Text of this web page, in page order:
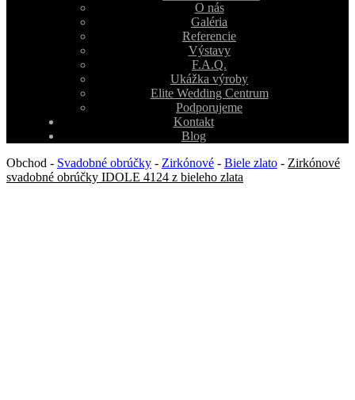
O nás
Galéria
Referencie
Výstavy
F.A.Q.
Ukážka výroby
Elite Wedding Centrum
Podporujeme
Kontakt
Blog
Obchod - Svadobné obrúčky - Zirkónové - Biele zlato - Zirkónové
svadobné obrúčky IDOLE 4124 z bieleho zlata